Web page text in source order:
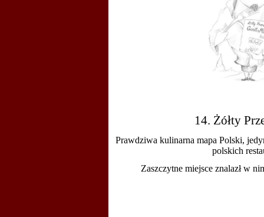
14. Żółty
Prawdziwa kulinarna mapa Polski,
polskich
Zaszczytne miejsce znalazł w